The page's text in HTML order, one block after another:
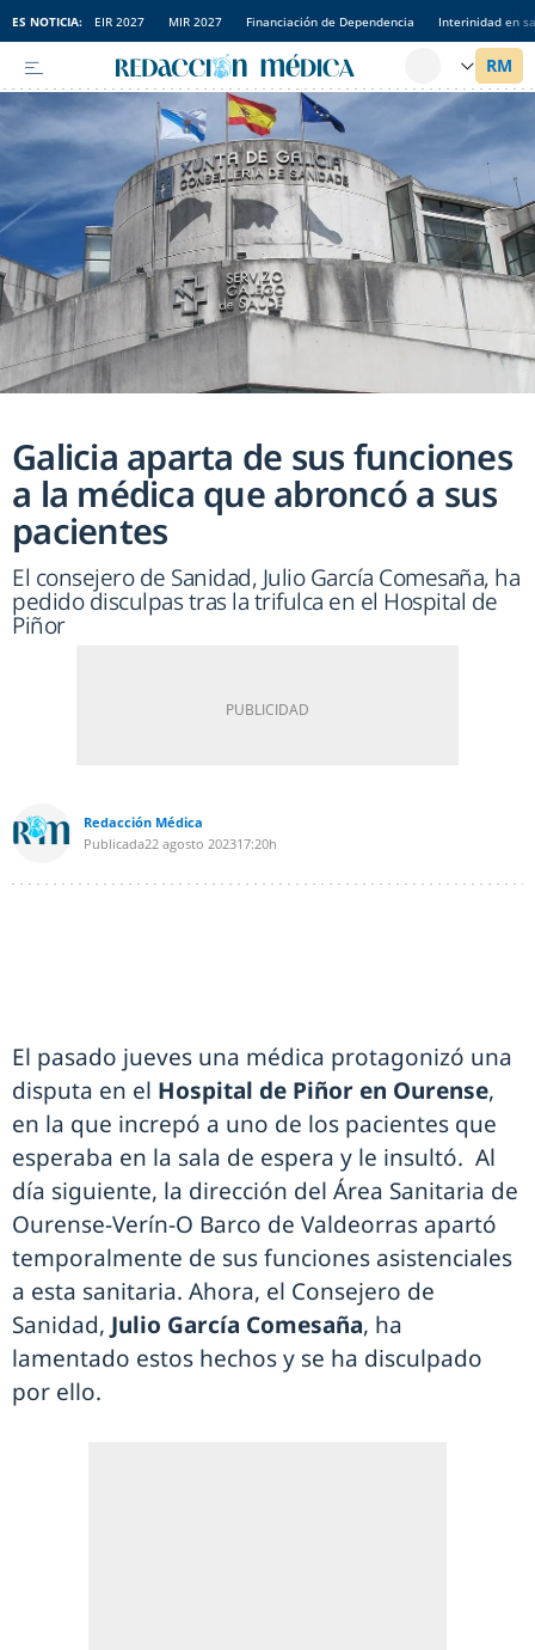
ES NOTICIA: EIR 2027 MIR 2027 Financiación de Dependencia Interinidad en
Galicia aparta de sus funciones
a la médica que abroncó a sus
pacientes
El consejero de Sanidad, Julio García Comesaña, ha
pedido disculpas tras la trifulca en el Hospital de
Piñor
Redacción Médica
Publicada22 agosto 202317:20h
El pasado jueves una médica protagonizó una
disputa en el Hospital de Piñor en Ourense,
en la que increpó a uno de los pacientes que
esperaba en la sala de espera y le insultó. Al
día siguiente, la dirección del Área Sanitaria de
Ourense-Verín-O Barco de Valdeorras apartó
temporalmente de sus funciones asistenciales
a esta sanitaria. Ahora, el Consejero de
Sanidad, Julio García Comesaña, ha
lamentado estos hechos y se ha disculpado
por ello.